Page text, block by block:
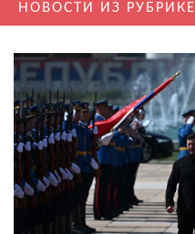
НОВОСТИ ИЗ РУБРИКЕ